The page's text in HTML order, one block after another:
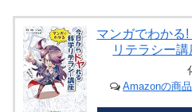
マンガでわかる
リテラシー
Amazonの商